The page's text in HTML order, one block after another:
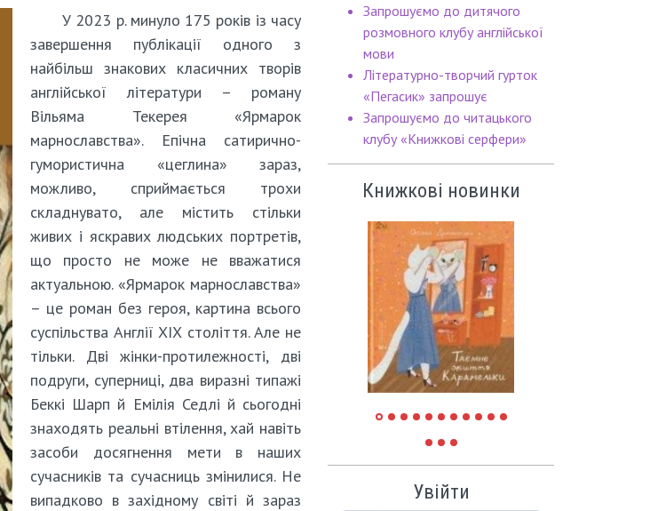
У 2023 р. минуло 175 років із часу
завершення публікації одного з
найбільш знакових класичних творів
англійської літератури – роману
Вільяма Текерея «Ярмарок
марнославства». Епічна сатирично-
гумористична «цеглина» зараз,
можливо, сприймається трохи
складнувато, але містить стільки
живих і яскравих людських портретів,
що просто не може не вважатися
актуальною. «Ярмарок марнославства»
– це роман без героя, картина всього
суспільства Англії ХІХ століття. Але не
тільки. Дві жінки-протилежності, дві
подруги, суперниці, два виразні типажі
Беккі Шарп й Емілія Седлі й сьогодні
знаходять реальні втілення, хай навіть
засоби досягнення мети в наших
сучасників та сучасниць змінилися. Не
випадково в західному світі й зараз
Запрошуємо до дитячого
розмовного клубу англійської
мови
Літературно-творчий гурток
«Пегасик» запрошує
Запрошуємо до читацького
клубу «Книжкові серфери»
Книжкові новинки
Увійти